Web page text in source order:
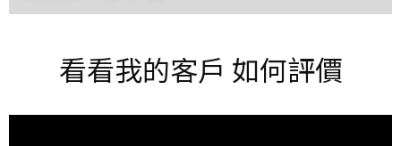
看看我的客戶 如何評價